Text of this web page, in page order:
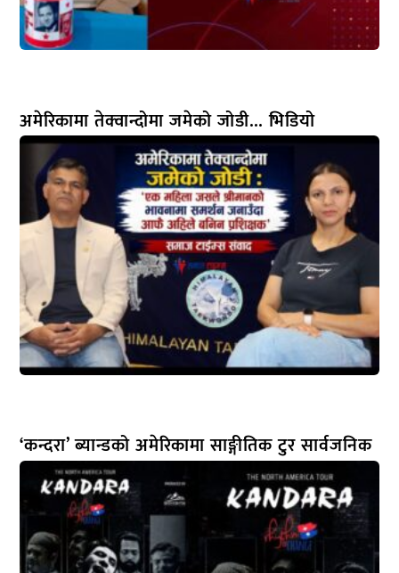
अमेरिकामा तेक्वान्दोमा जमेको जोडी… भिडियो
‘कन्दरा’ ब्यान्डको अमेरिकामा साङ्गीतिक टुर सार्वजनिक